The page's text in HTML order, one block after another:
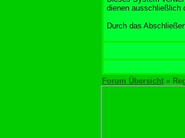
dienen ausschließlich
Durch das
Forum Übersicht »